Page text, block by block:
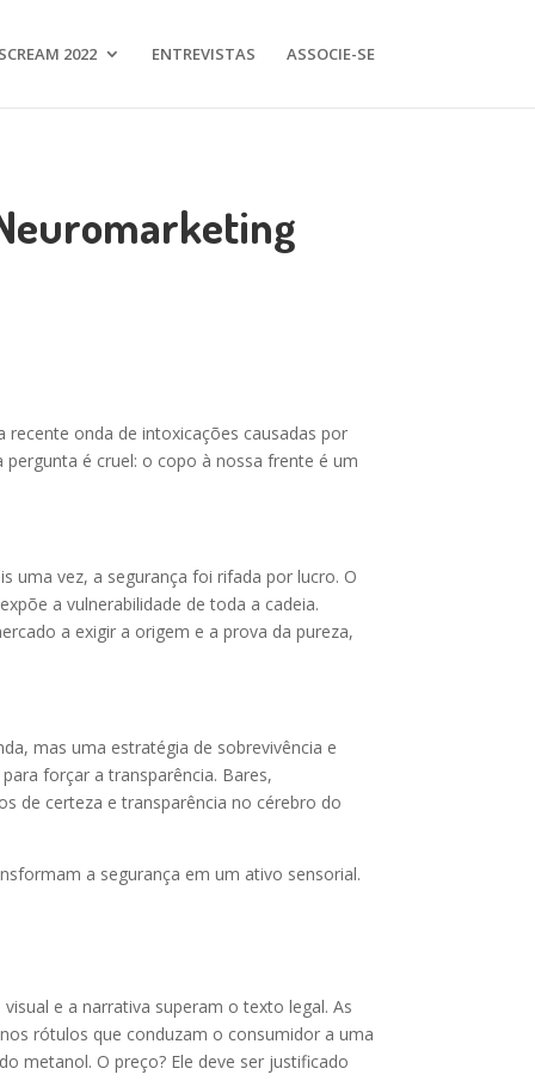
2022 ENTREVISTAS ASSOCIE-SE
recente onda de intoxicações causadas por
é cruel: o copo à nossa frente é um
uma vez, a segurança foi rifada por lucro. O
a vulnerabilidade de toda a cadeia.
a exigir a origem e a prova da pureza,
mas uma estratégia de sobrevivência e
forçar a transparência. Bares,
de certeza e transparência no cérebro do
a segurança em um ativo sensorial.
e a narrativa superam o texto legal. As
rótulos que conduzam o consumidor a uma
metanol. O preço? Ele deve ser justificado